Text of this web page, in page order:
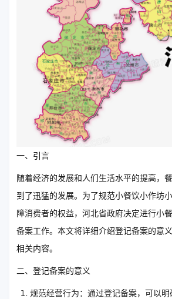
一、引言
随着经济的发展和人们生活水平的提高，
到了迅猛的发展。为了规范小餐饮小作坊
障消费者的权益，河北省政府决定进行小
备案工作。本文将详细介绍登记备案的意
相关内容。
二、登记备案的意义
规范经营行为：通过登记备案，可以